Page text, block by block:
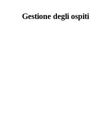
Gestione degli ospiti